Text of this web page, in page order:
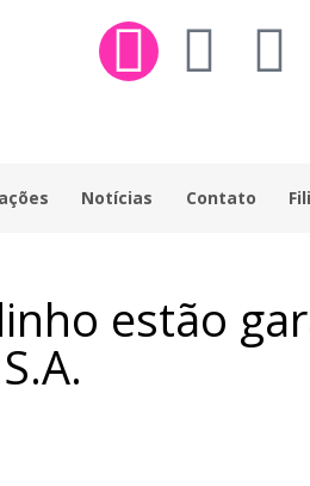
Notícias Contato
estão